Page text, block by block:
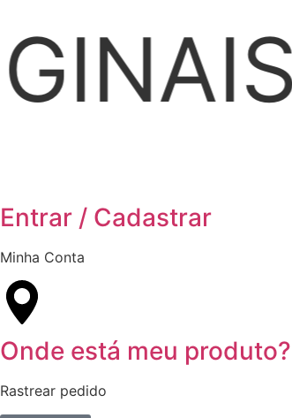
Entrar / Cadastrar
Minha Conta
Onde está meu produto?
Rastrear pedido